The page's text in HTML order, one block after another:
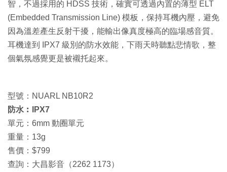
智，不過採用的 HDSS 技術，確實可透過內置的薄型 ELT
(Embedded Transmission Line) 模板，保持耳機內壓，避免
因為溫差產生反射干擾，能輸出像真度極高的臨場感音質。
耳機達到 IPX7 級別的防水效能，下雨天時聽點悲情歌，整
個氣氛感覺更是被襯托起來。
型號：NUARL NB10R2
防水︰IPX7
單元：6mm 動圈單元
重量：13g
售價：$799
查詢：大昌影音（2262 1173）